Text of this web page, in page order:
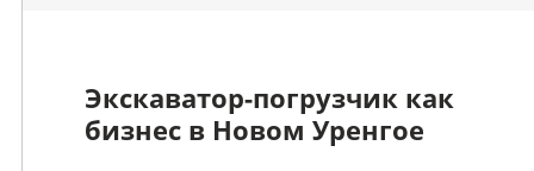
Экскаватор-погрузчик как
бизнес в Новом Уренгое